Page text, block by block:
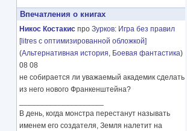
Впечатления о книгах
Никос Костакис про Зурков: Игра без правил
[litres с оптимизированной обложкой]
(Альтернативная история, Боевая фантастика)
08 08
не собирается ли уважаемый академик сделать
из него нового Франкенштейна?
В день, когда монстра перестанут называть
именем его создателя, Земля налетит на